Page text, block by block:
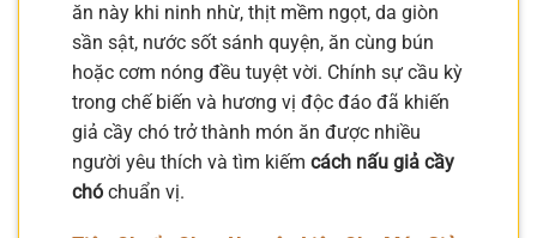
ăn này khi ninh nhừ, thịt mềm ngọt, da giòn
sần sật, nước sốt sánh quyện, ăn cùng bún
hoặc cơm nóng đều tuyệt vời. Chính sự cầu kỳ
trong chế biến và hương vị độc đáo đã khiến
giả cầy chó trở thành món ăn được nhiều
người yêu thích và tìm kiếm cách nấu giả cầy
chó chuẩn vị.